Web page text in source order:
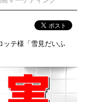
テ様「雪見だいふ